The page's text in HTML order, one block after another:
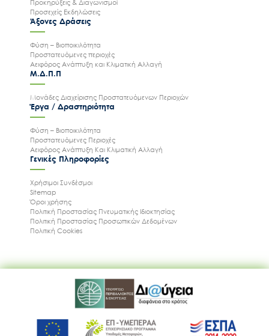
Ακολουθήστε μας
Προκηρύξεις & Διαγωνισμοί
Προσεχείς Εκδηλώσεις
Άξονες Δράσεις
Φύση – Βιοποικιλότητα
Προστατευόμενες περιοχές
Αειφόρος Ανάπτυξη και Κλιματική Αλλαγή
Μ.Δ.Π.Π
Μονάδες Διαχείρισης Προστατευόμενων Περιοχών
Έργα / Δραστηριότητα
Φύση – Βιοποικιλότητα
Προστατευόμενες Περιοχές
Αειφόρος Ανάπτυξη Και Κλιματική Αλλαγή
Γενικές Πληροφορίες
Χρήσιμοι Συνδέσμοι
Sitemap
Όροι χρήσης
Πολιτική Προστασίας Πνευματικής Ιδιοκτησίας
Πολιτική Προστασίας Προσωπικών Δεδομένων
Πολιτική Cookies